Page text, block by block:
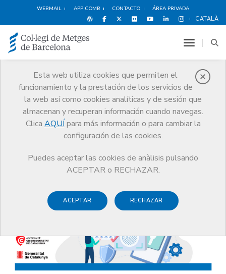
WEBMAIL APP COMB CONTACTO ÁREA PRIVADA
CATALÀ
Esta web utiliza cookies que permiten el
funcionamiento y la prestación de los servicios de
la web así como cookies analíticas y de sesión que
almacenan y recuperan información cuando navegas.
Clica AQUÍ para más información o para cambiar la
configuración de las cookies.
Puedes aceptar las cookies de anàlisis pulsando
ACEPTAR o RECHAZAR.
ACEPTAR RECHAZAR
toggle
Noticias
Comunicación
Noticias
Decálogo de Ciberseguridad para profesionales médicos: 10
recomendaciones para adquirir hábitos digitales seguros